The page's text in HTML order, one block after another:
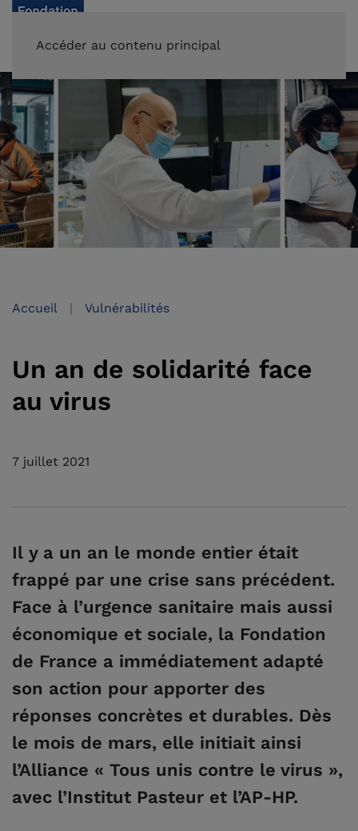
Accéder au contenu principal
Accueil Vulnérabilités
Un an de solidarité face
au virus
7 juillet 2021
Il y a un an le monde entier était
frappé par une crise sans précédent.
Face à l’urgence sanitaire mais aussi
économique et sociale, la Fondation
de France a immédiatement adapté
son action pour apporter des
réponses concrètes et durables. Dès
le mois de mars, elle initiait ainsi
l’Alliance « Tous unis contre le virus »,
avec l’Institut Pasteur et l’AP-HP.